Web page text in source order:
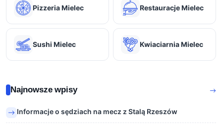
Pizzeria Mielec Restauracje Mielec
Sushi Mielec Kwiaciarnia Mielec
Najnowsze wpisy
Informacje o sędziach na mecz z Stalą Rzeszów